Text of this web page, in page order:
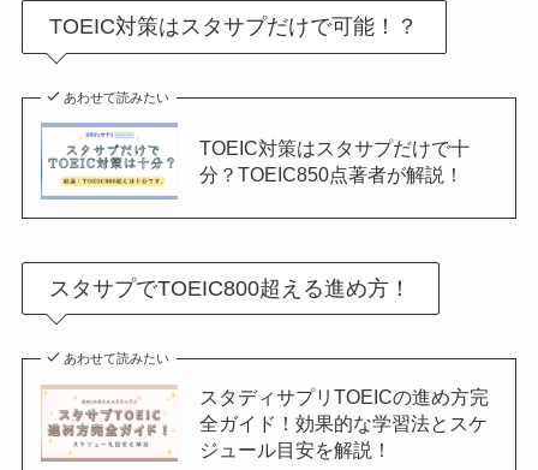
TOEIC対策はスタサプだけで可能！？
あわせて読みたい
TOEIC対策はスタサプだけで十
分？TOEIC850点著者が解説！
スタサプでTOEIC800超える進め方！
あわせて読みたい
スタディサプリTOEICの進め方完
全ガイド！効果的な学習法とスケ
ジュール目安を解説！